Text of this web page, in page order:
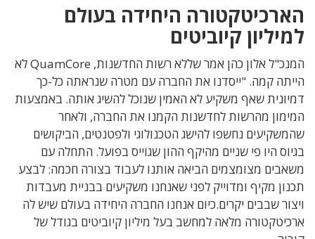
הארכיטקטורה היחידה בעולם
למיליון קיוביטים
המנכ"ל אלון כהן אמר שללא רשות החדשנות, QuamCore לא
הייתה קמה. "ייסדנו את החברה עם מטרה שנראתה כל-כך
דמיונית שאף משקיע לא האמין שנוכל להשיג אותה. באמצעות
המימון מהרשות לחדשנות הקמנו את החברה, ולאחר
שהמשקיעים נחשפו להישג הטכנולוגי ולפטנטים, הביקושים
בגיוס היו פי שניים מהיקף ההון שגוייס בפועל. התחלה עם
משאבים מצומצמים הביאה אותנו לעבוד בצורה חכמה: לבצע
תכנון מקיף ומדוייק לפני שאנחנו משקיעים בבניית מעבדות
ויצור שבבים יקרים.כיום אנחנו החברה היחידה בעולם שיש לה
ארכיטקטורה מלאה למחשב בעל מיליון קיוביטים בגודל של